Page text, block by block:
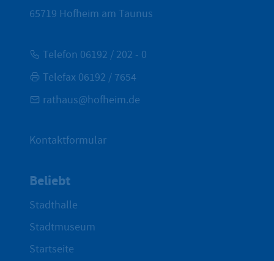
65719 Hofheim am Taunus
Telefon 06192 / 202 - 0
Telefax 06192 / 7654
rathaus@hofheim.de
Kontaktformular
Beliebt
Stadthalle
Stadtmuseum
Startseite